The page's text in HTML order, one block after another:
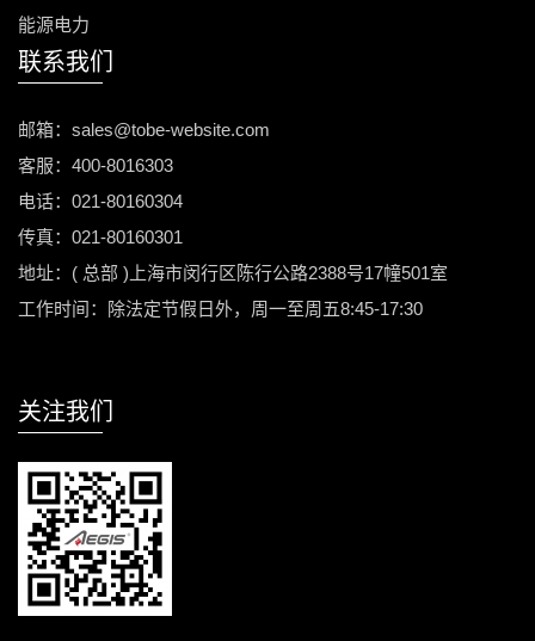
能源电力
联系我们
邮箱：sales@tobe-website.com
客服：400-8016303
电话：021-80160304
传真：021-80160301
地址：( 总部 )上海市闵行区陈行公路2388号17幢501室
工作时间：除法定节假日外，周一至周五8:45-17:30
关注我们